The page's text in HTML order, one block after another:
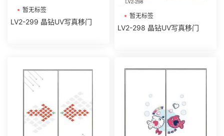
暂无标签
LV2-299 晶钻UV写真移门
暂无标签
LV2-298 晶钻UV写真移门